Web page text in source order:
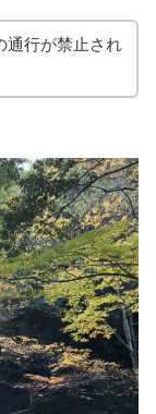
通行が禁止され